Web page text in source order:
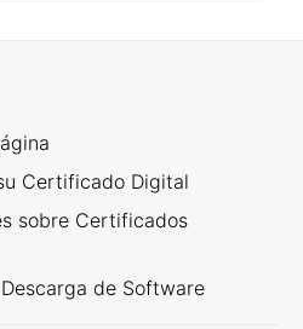
Certificado Digital
sobre Certificados
de Software